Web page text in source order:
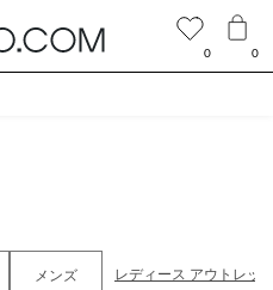
メンズ レディース アウトレッ
0 0